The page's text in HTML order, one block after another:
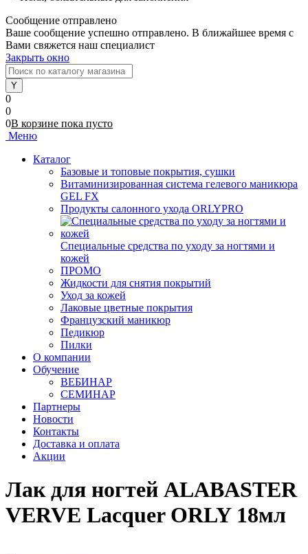
Сообщение отправлено
Ваше сообщение успешно отправлено. В ближайшее время с
Вами свяжется наш специалист
Закрыть окно
0
0
0В корзине пока пусто
Меню
Каталог
Базовые и топовые покрытия, сушки
Витаминизированная система гелевого маникюра
GEL FX
Продукты салонного ухода ORLYPRO
Специальные средства по уходу за ногтями и
кожей
ПРОМО
Жидкости для снятия покрытий
Уход за кожей
Лаковые цветные покрытия
Французский маникюр
Педикюр
Пилки
О компании
Обучение
ВЕБИНАР
СЕМИНАР
Партнеры
Новости
Контакты
Доставка и оплата
Акции
Лак для ногтей ALABASTER
VERVE Lacquer ORLY 18мл